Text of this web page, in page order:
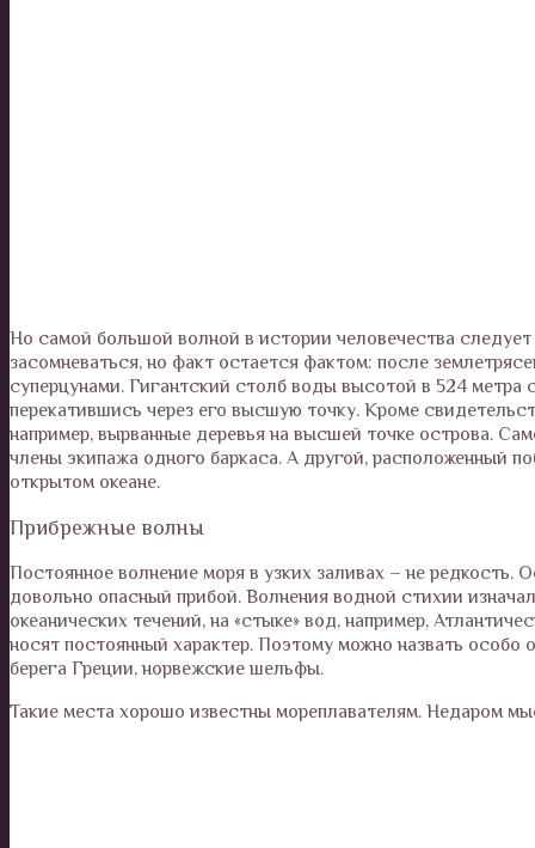
Но самой большой волной в истории человечества
засомневаться, но факт остается фактом: после
суперцунами. Гигантский столб воды высотой в 524
перекатившись через его высшую точку. Кроме
например, вырванные деревья на высшей точке острова.
члены экипажа одного баркаса. А другой, расположенный
открытом океане.
Прибрежные волны
Постоянное волнение моря в узких заливах – не
довольно опасный прибой. Волнения водной стихии
океанических течений, на «стыке» вод, например,
носят постоянный характер. Поэтому можно назвать
берега Греции, норвежские шельфы.
Такие места хорошо известны мореплавателям. Недаром